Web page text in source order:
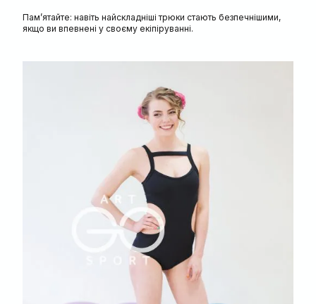
Пам’ятайте: навіть найскладніші трюки стають безпечнішими,
якщо ви впевнені у своєму екіпіруванні.